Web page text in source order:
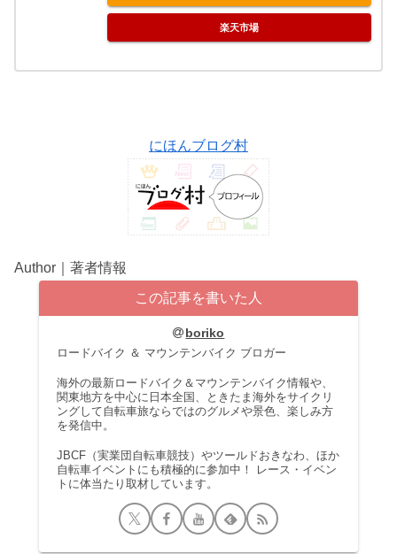
楽天市場
にほんブログ村
Author｜著者情報
この記事を書いた人
boriko
ロードバイク ＆ マウンテンバイク ブロガー
海外の最新ロードバイク＆マウンテンバイク情報や、
関東地方を中心に日本全国、ときたま海外をサイクリ
ングして自転車旅ならではのグルメや景色、楽しみ方
を発信中。
JBCF（実業団自転車競技）やツールドおきなわ、ほか
自転車イベントにも積極的に参加中！ レース・イベン
トに体当たり取材しています。